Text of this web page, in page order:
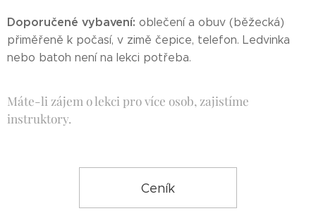
Doporučené vybavení: oblečení a obuv (běžecká)
přiměřeně k počasí, v zimě čepice, telefon. Ledvinka
nebo batoh není na lekci potřeba.
Máte-li zájem o lekci pro více osob, zajistíme
instruktory.
Ceník